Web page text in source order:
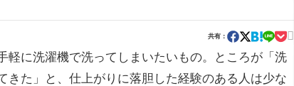
共有：

に洗濯機で洗ってしまいたいもの。ところが「洗
た」と、仕上がりに落胆した経験のある人は少な